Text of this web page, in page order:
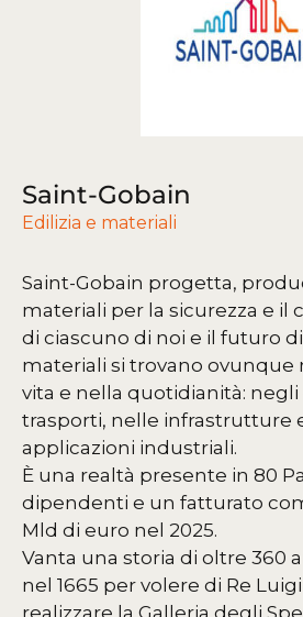
Saint-Gobain
Edilizia e materiali
Saint-Gobain progetta,
materiali per la sicurezza e il
di ciascuno di noi e il futuro
materiali si trovano ovunque
vita e nella quotidianità: negli
trasporti, nelle infrastrutture
applicazioni industriali.
È una realtà presente in 80
dipendenti e un fatturato
Mld di euro nel 2025.
Vanta una storia di oltre 360
nel 1665 per volere di Re